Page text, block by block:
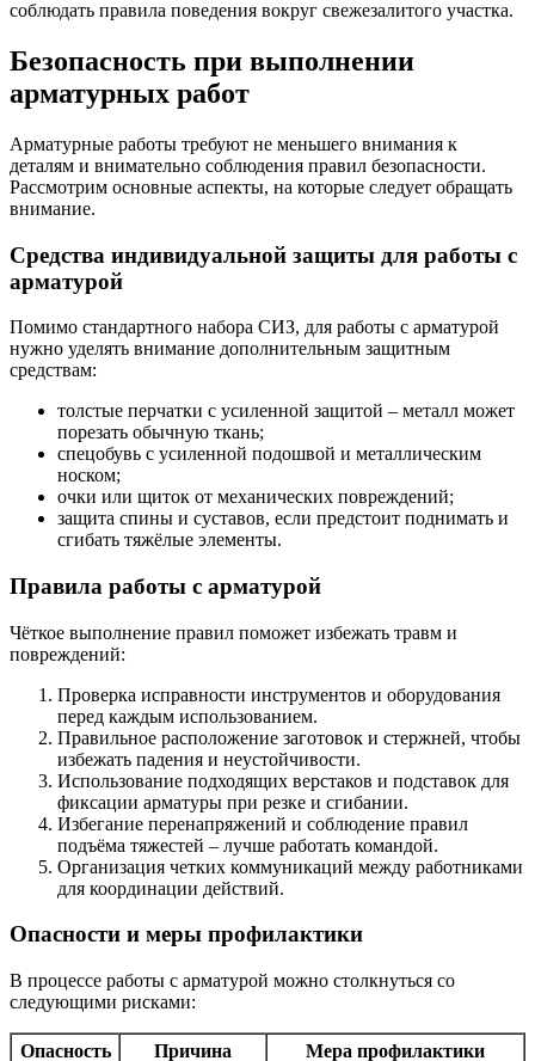
соблюдать правила поведения вокруг свежезалитого участка.
Безопасность при выполнении
арматурных работ
Арматурные работы требуют не меньшего внимания к
деталям и внимательно соблюдения правил безопасности.
Рассмотрим основные аспекты, на которые следует обращать
внимание.
Средства индивидуальной защиты для работы с
арматурой
Помимо стандартного набора СИЗ, для работы с арматурой
нужно уделять внимание дополнительным защитным
средствам:
толстые перчатки с усиленной защитой – металл может
порезать обычную ткань;
спецобувь с усиленной подошвой и металлическим
носком;
очки или щиток от механических повреждений;
защита спины и суставов, если предстоит поднимать и
сгибать тяжёлые элементы.
Правила работы с арматурой
Чёткое выполнение правил поможет избежать травм и
повреждений:
Проверка исправности инструментов и оборудования
перед каждым использованием.
Правильное расположение заготовок и стержней, чтобы
избежать падения и неустойчивости.
Использование подходящих верстаков и подставок для
фиксации арматуры при резке и сгибании.
Избегание перенапряжений и соблюдение правил
подъёма тяжестей – лучше работать командой.
Организация четких коммуникаций между работниками
для координации действий.
Опасности и меры профилактики
В процессе работы с арматурой можно столкнуться со
следующими рисками:
Опасность Причина Мера профилактики